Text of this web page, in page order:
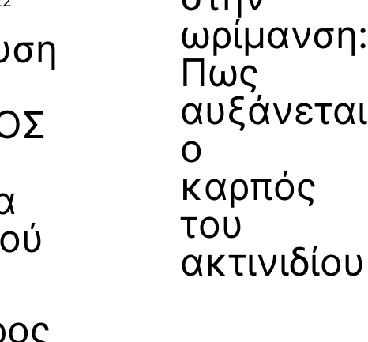
ωρίμανση:
Πως
αυξάνεται
ο
καρπός
του
ακτινιδίου